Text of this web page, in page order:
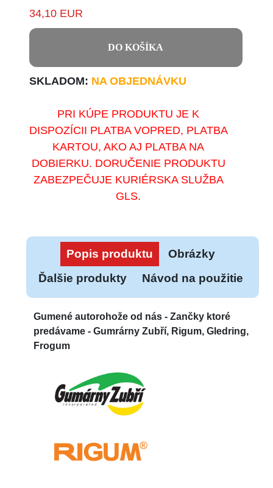
34,10 EUR
DO KOŠÍKA
SKLADOM: NA OBJEDNÁVKU
PRI KÚPE PRODUKTU JE K
DISPOZÍCII PLATBA VOPRED, PLATBA
KARTOU, AKO AJ PLATBA NA
DOBIERKU. DORUČENIE PRODUKTU
ZABEZPEČUJE KURIÉRSKA SLUŽBA
GLS.
Popis produktu
Obrázky
Ďalšie produkty
Návod na použitie
Gumené autorohože od nás - Zančky ktoré
predávame - Gumrárny Zubří, Rigum, Gledring,
Frogum